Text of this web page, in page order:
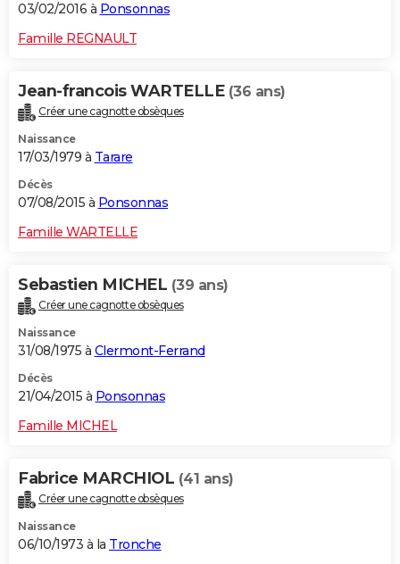
03/02/2016 à Ponsonnas
Famille REGNAULT
Jean-francois WARTELLE (36 ans)
Créer une cagnotte obsèques
Naissance
17/03/1979 à Tarare
Décès
07/08/2015 à Ponsonnas
Famille WARTELLE
Sebastien MICHEL (39 ans)
Créer une cagnotte obsèques
Naissance
31/08/1975 à Clermont-Ferrand
Décès
21/04/2015 à Ponsonnas
Famille MICHEL
Fabrice MARCHIOL (41 ans)
Créer une cagnotte obsèques
Naissance
06/10/1973 à la Tronche